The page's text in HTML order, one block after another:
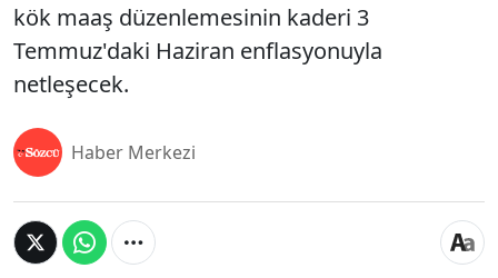
kök maaş düzenlemesinin kaderi 3
Temmuz'daki Haziran enflasyonuyla
netleşecek.
Haber Merkezi